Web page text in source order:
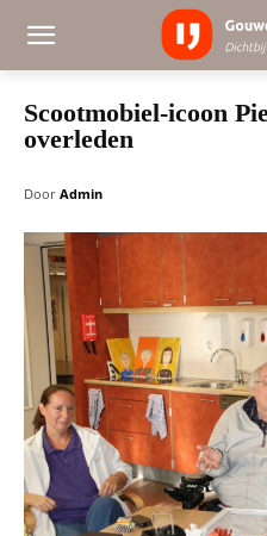
Scootmobiel-icoon
overleden
Door Admin